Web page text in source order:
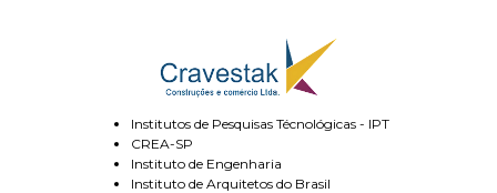
Institutos de Pesquisas Técnológicas - IPT
CREA-SP
Instituto de Engenharia
Instituto de Arquitetos do Brasil